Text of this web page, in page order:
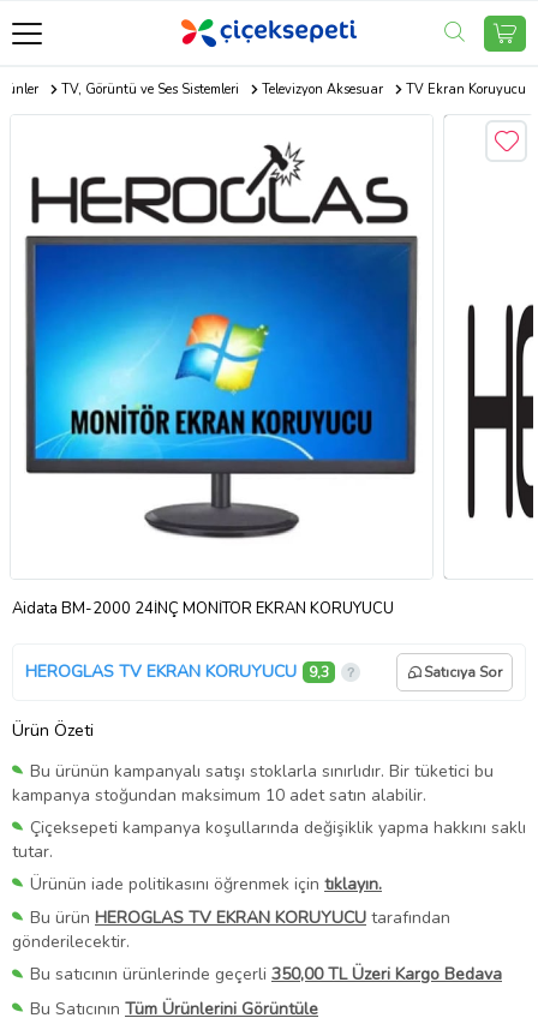
TV, Görüntü ve Ses Sistemleri Televizyon Aksesuar TV Ekran Koruyucu
Aidata BM-2000 24İNÇ MONİTÖR EKRAN KORUYUCU
HEROGLAS TV EKRAN KORUYUCU 9,3 Satıcıya Sor
Ürün Özeti
Bu ürünün kampanyalı satışı stoklarla sınırlıdır. Bir tüketici bu
kampanya stoğundan maksimum 10 adet satın alabilir.
Çiçeksepeti kampanya koşullarında değişiklik yapma hakkını saklı
tutar.
Ürünün iade politikasını öğrenmek için tıklayın.
Bu ürün HEROGLAS TV EKRAN KORUYUCU tarafından
gönderilecektir.
Bu satıcının ürünlerinde geçerli 350,00 TL Üzeri Kargo Bedava
Bu Satıcının Tüm Ürünlerini Görüntüle